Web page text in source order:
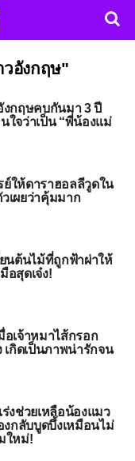
อังกฤษ"
กฤษคบกันมา 3 ปี
ใจว่าเป็น “พี่น้องแม่
ให้ดาราฮอลลีวูดใน
เผยว่าคุ้มมาก
ยนต้นไม้ที่ถูกฟ้าผ่าให้
อสุดเจ๋ง!
เจ้าหมาไส้กรอก
เกิดเป็นภาพน่ารักจน
งช่วยเหลือน้องแมว
กลับบูดบึ้งเหมือนไม่
ใหม่!